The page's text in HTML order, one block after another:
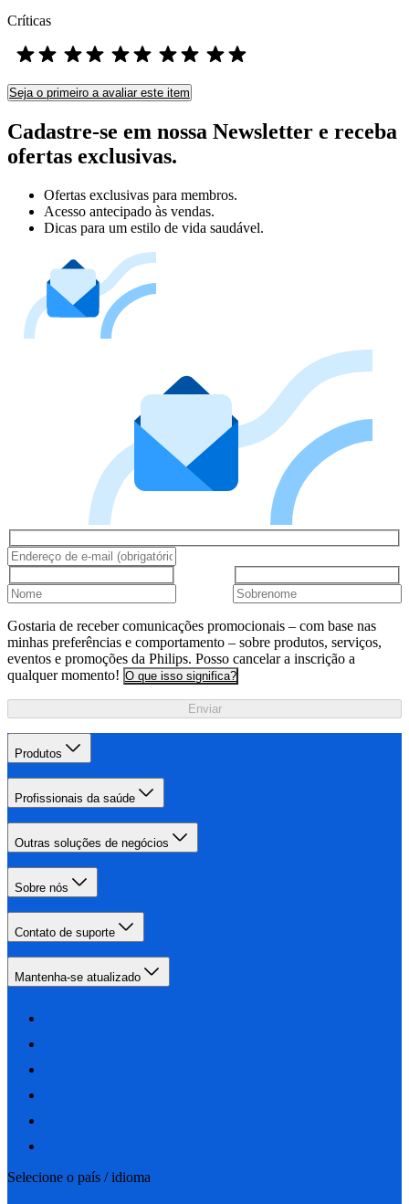
Críticas
Seja o primeiro a avaliar este item
Cadastre-se em nossa Newsletter e receba
ofertas exclusivas.
Ofertas exclusivas para membros.
Acesso antecipado às vendas.
Dicas para um estilo de vida saudável.
Gostaria de receber comunicações promocionais – com base nas
minhas preferências e comportamento – sobre produtos, serviços,
eventos e promoções da Philips. Posso cancelar a inscrição a
qualquer momento! O que isso significa?
Enviar
Produtos
Profissionais da saúde
Outras soluções de negócios
Sobre nós
Contato de suporte
Mantenha-se atualizado
Selecione o país / idioma